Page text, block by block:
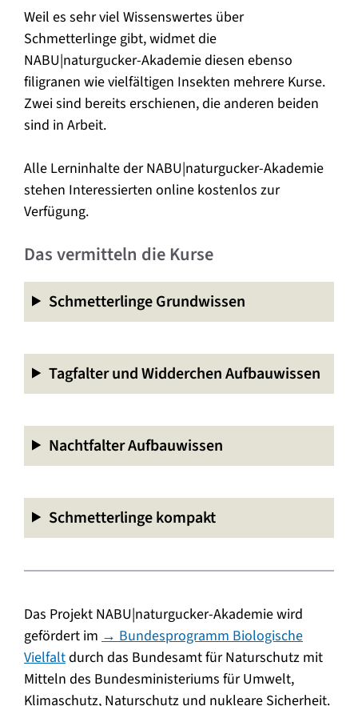
Weil es sehr viel Wissenswertes über
Schmetterlinge gibt, widmet die
NABU|naturgucker-Akademie diesen ebenso
filigranen wie vielfältigen Insekten mehrere Kurse.
Zwei sind bereits erschienen, die anderen beiden
sind in Arbeit.
Alle Lerninhalte der NABU|naturgucker-Akademie
stehen Interessierten online kostenlos zur
Verfügung.
Das vermitteln die Kurse
Schmetterlinge Grundwissen
Tagfalter und Widderchen Aufbauwissen
Nachtfalter Aufbauwissen
Schmetterlinge kompakt
Das Projekt NABU|naturgucker-Akademie wird
gefördert im → Bundesprogramm Biologische
Vielfaltdurch das Bundesamt für Naturschutz mit
Mitteln des Bundesministeriums für Umwelt,
Klimaschutz, Naturschutz und nukleare Sicherheit.